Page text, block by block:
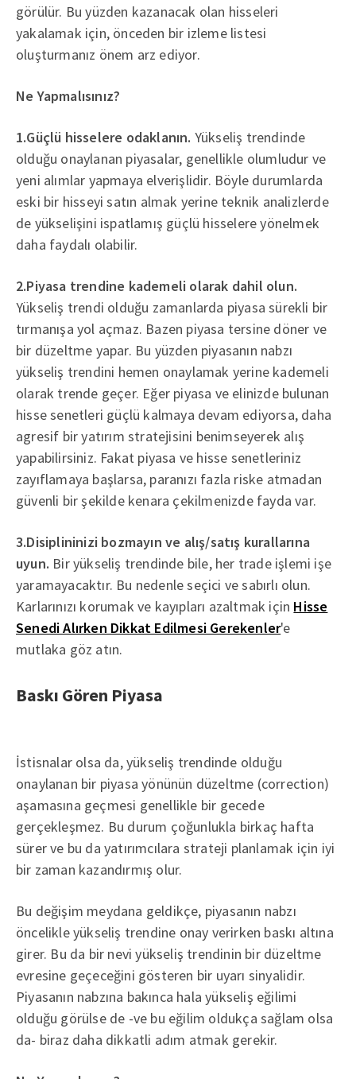
görülür. Bu yüzden kazanacak olan hisseleri
yakalamak için, önceden bir izleme listesi
oluşturmanız önem arz ediyor.
Ne Yapmalısınız?
1.Güçlü hisselere odaklanın. Yükseliş trendinde
olduğu onaylanan piyasalar, genellikle olumludur ve
yeni alımlar yapmaya elverişlidir. Böyle durumlarda
eski bir hisseyi satın almak yerine teknik analizlerde
de yükselişini ispatlamış güçlü hisselere yönelmek
daha faydalı olabilir.
2.Piyasa trendine kademeli olarak dahil olun.
Yükseliş trendi olduğu zamanlarda piyasa sürekli bir
tırmanışa yol açmaz. Bazen piyasa tersine döner ve
bir düzeltme yapar. Bu yüzden piyasanın nabzı
yükseliş trendini hemen onaylamak yerine kademeli
olarak trende geçer. Eğer piyasa ve elinizde bulunan
hisse senetleri güçlü kalmaya devam ediyorsa, daha
agresif bir yatırım stratejisini benimseyerek alış
yapabilirsiniz. Fakat piyasa ve hisse senetleriniz
zayıflamaya başlarsa, paranızı fazla riske atmadan
güvenli bir şekilde kenara çekilmenizde fayda var.
3.Disiplininizi bozmayın ve alış/satış kurallarına
uyun. Bir yükseliş trendinde bile, her trade işlemi işe
yaramayacaktır. Bu nedenle seçici ve sabırlı olun.
Karlarınızı korumak ve kayıpları azaltmak için Hisse
Senedi Alırken Dikkat Edilmesi Gerekenler'e
mutlaka göz atın.
Baskı Gören Piyasa
İstisnalar olsa da, yükseliş trendinde olduğu
onaylanan bir piyasa yönünün düzeltme (correction)
aşamasına geçmesi genellikle bir gecede
gerçekleşmez. Bu durum çoğunlukla birkaç hafta
sürer ve bu da yatırımcılara strateji planlamak için iyi
bir zaman kazandırmış olur.
Bu değişim meydana geldikçe, piyasanın nabzı
öncelikle yükseliş trendine onay verirken baskı altına
girer. Bu da bir nevi yükseliş trendinin bir düzeltme
evresine geçeceğini gösteren bir uyarı sinyalidir.
Piyasanın nabzına bakınca hala yükseliş eğilimi
olduğu görülse de -ve bu eğilim oldukça sağlam olsa
da- biraz daha dikkatli adım atmak gerekir.